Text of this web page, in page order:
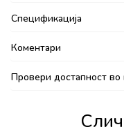
Спецификација
Коментари
Провери достапност